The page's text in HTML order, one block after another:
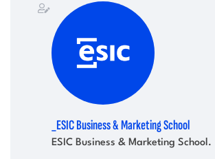
_ESIC Business & Marketing School
ESIC Business & Marketing School.